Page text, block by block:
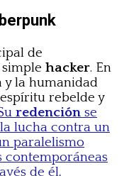
de
simple hacker. En
y la humanidad
rebelde y
redención se
lucha contra un
paralelismo
contemporáneas
de él,